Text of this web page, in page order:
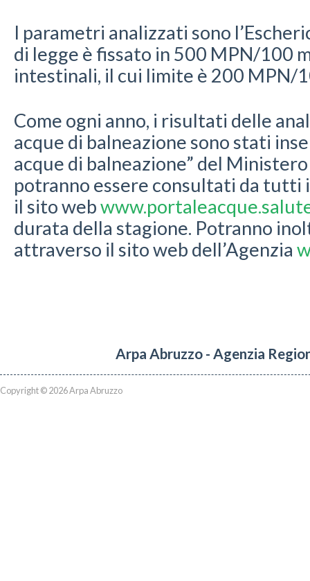
I parametri analizzati sono
di legge è fissato in 500 MPN/100
intestinali, il cui limite è 200 MPN/
Come ogni anno, i risultati delle
acque di balneazione sono stati
acque di balneazione” del
potranno essere consultati da
il sito web
durata della stagione. Potranno
attraverso il sito web dell’Agenzia
Arpa Abruzzo - Agenzia
Copyright © 2026 Arpa Abruzzo